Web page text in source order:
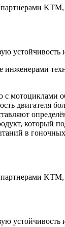
инженерами
мотоциклами
двигателя
который
в